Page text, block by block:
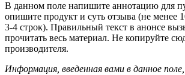
В данном поле напишите аннотацию для
опишите продукт и суть отзыва (не менее
3-4 строк). Правильный текст в анонсе
прочитать весь материал. Не копируйте
производителя.
Информация, введенная вами в данное